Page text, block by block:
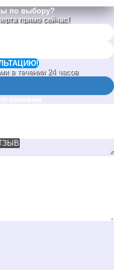
по выбору?
прямо сейчас!
в течении 24 часов
×